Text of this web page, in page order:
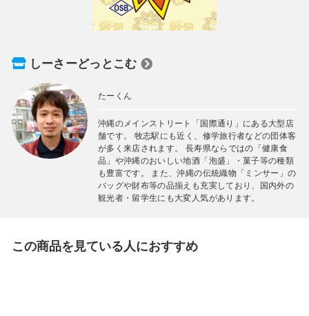
しーさーどっとこむ
たーくん
沖縄のメインストリート「国際通り」にある大型店
舗です。 牧志駅にも近く、修学旅行者などの団体客
が多く来店されます。 長寿県ならではの「健康食
品」や沖縄のおいしい地酒「泡盛」・菓子等の種類
も豊富です。 また、沖縄の伝統織物「ミンサー」の
バッグや財布等の品揃えも充実しており、国内外の
観光者・留学生にも大変人気があります。
この商品を見ている人におすすめ